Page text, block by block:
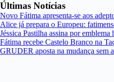
Últimas Notícias
Novo Fátima apresenta-se aos
Alice já prepara o Europeu:
Jéssica Pastilha assina por
Fátima recebe Castelo Branco na
GRUDER aposta na mudança sem